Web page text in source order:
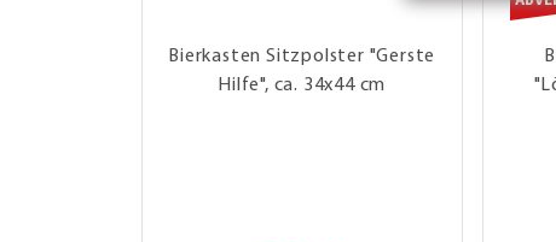
Bierkasten Sitzpolster "Gerste
Hilfe", ca. 34x44 cm